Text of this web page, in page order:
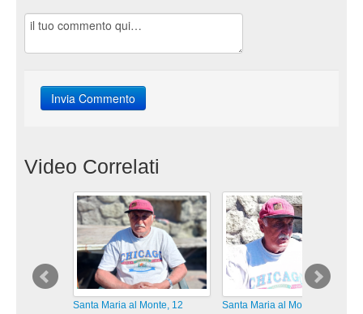
Video Correlati
Santa Maria al Monte, 12
Santa Maria al Monte, 12